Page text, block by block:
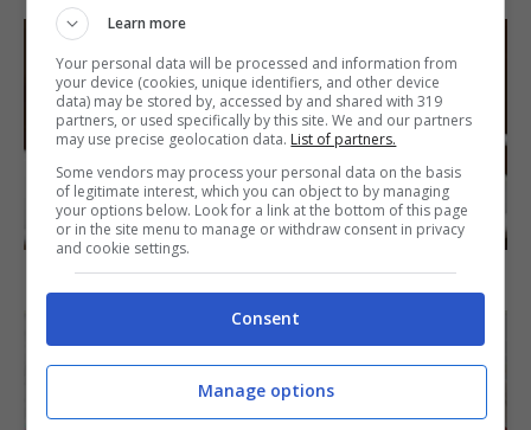
DOLCI
Torta di mele e cioccolato
Learn more
Your personal data will be processed and information from
your device (cookies, unique identifiers, and other device
data) may be stored by, accessed by and shared with 319
partners, or used specifically by this site. We and our partners
may use precise geolocation data. List of partners.
Some vendors may process your personal data on the basis
of legitimate interest, which you can object to by managing
your options below. Look for a link at the bottom of this page
or in the site menu to manage or withdraw consent in privacy
and cookie settings.
Consent
Manage options